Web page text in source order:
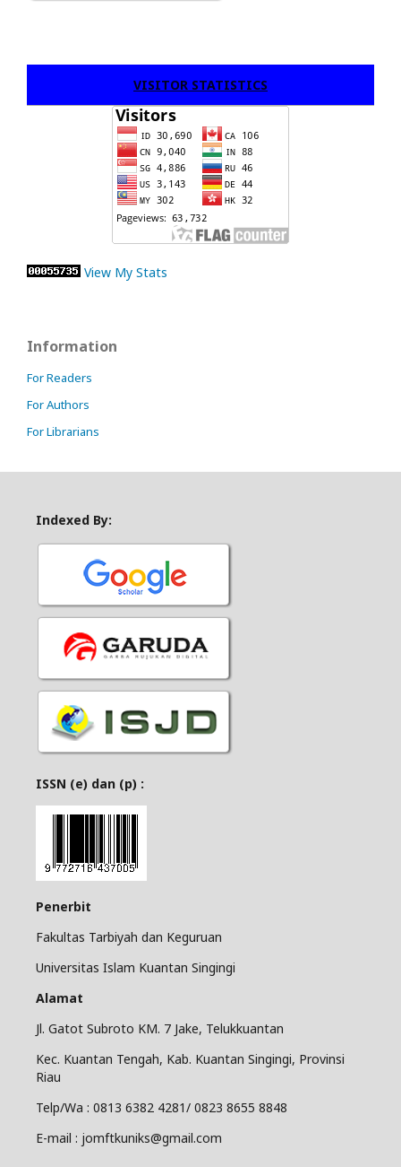
VISITOR STATISTICS
View My Stats
Information
For Readers
For Authors
For Librarians
Indexed By:
ISSN (e) dan (p) :
Penerbit
Fakultas Tarbiyah dan Keguruan
Universitas Islam Kuantan Singingi
Alamat
Jl. Gatot Subroto KM. 7 Jake, Telukkuantan
Kec. Kuantan Tengah, Kab. Kuantan Singingi, Provinsi
Riau
Telp/Wa : 0813 6382 4281/ 0823 8655 8848
E-mail : jomftkuniks@gmail.com